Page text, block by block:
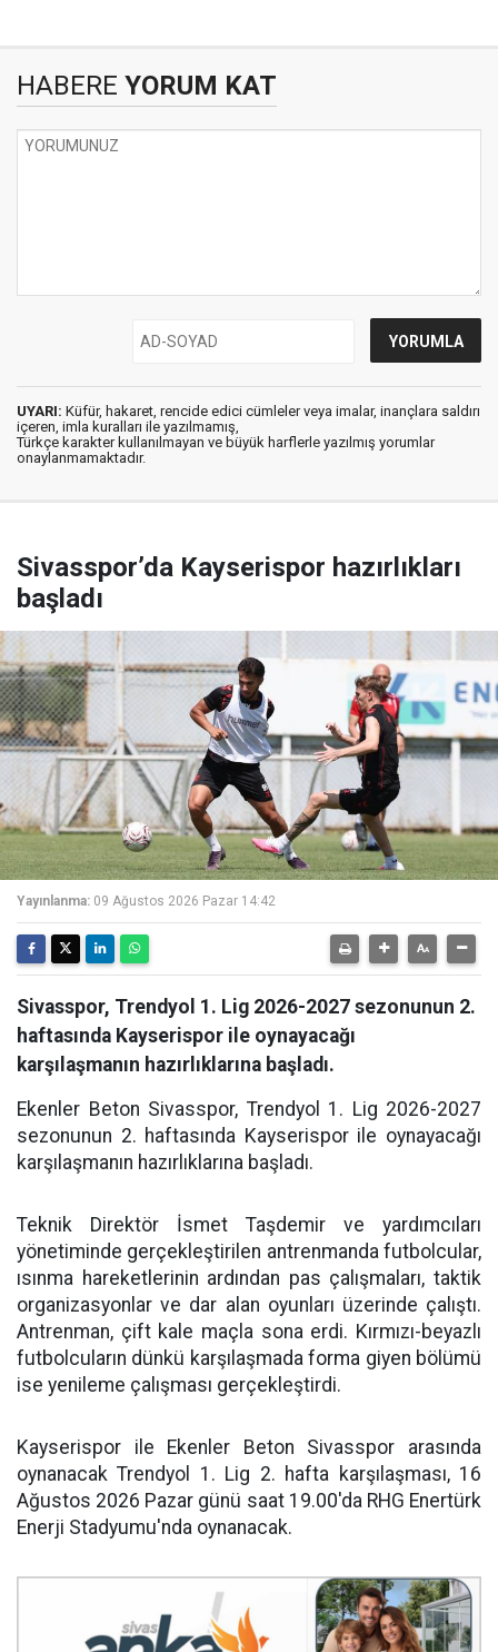
HABERE YORUM KAT
UYARI: Küfür, hakaret, rencide edici cümleler veya imalar, inançlara saldırı
içeren, imla kuralları ile yazılmamış,
Türkçe karakter kullanılmayan ve büyük harflerle yazılmış yorumlar
onaylanmamaktadır.
Sivasspor’da Kayserispor hazırlıkları
başladı
Yayınlanma: 09 Ağustos 2026 Pazar 14:42
Sivasspor, Trendyol 1. Lig 2026-2027 sezonunun 2.
haftasında Kayserispor ile oynayacağı
karşılaşmanın hazırlıklarına başladı.
Ekenler Beton Sivasspor, Trendyol 1. Lig 2026-2027
sezonunun 2. haftasında Kayserispor ile oynayacağı
karşılaşmanın hazırlıklarına başladı.
Teknik Direktör İsmet Taşdemir ve yardımcıları
yönetiminde gerçekleştirilen antrenmanda futbolcular,
ısınma hareketlerinin ardından pas çalışmaları, taktik
organizasyonlar ve dar alan oyunları üzerinde çalıştı.
Antrenman, çift kale maçla sona erdi. Kırmızı-beyazlı
futbolcuların dünkü karşılaşmada forma giyen bölümü
ise yenileme çalışması gerçekleştirdi.
Kayserispor ile Ekenler Beton Sivasspor arasında
oynanacak Trendyol 1. Lig 2. hafta karşılaşması, 16
Ağustos 2026 Pazar günü saat 19.00'da RHG Enertürk
Enerji Stadyumu'nda oynanacak.